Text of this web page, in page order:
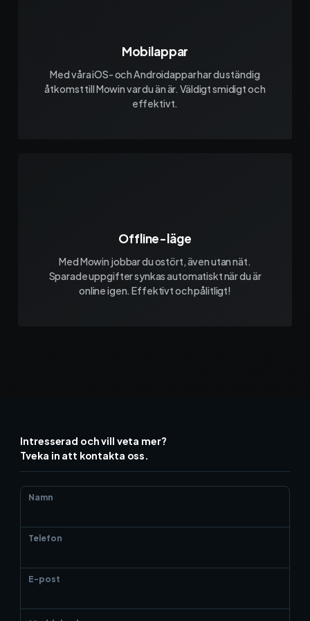
Mobilappar
Med våra iOS- och Androidappar har du ständig
åtkomst till Mowin var du än är. Väldigt smidigt och
effektivt.
Offline-läge
Med Mowin jobbar du ostört, även utan nät.
Sparade uppgifter synkas automatiskt när du är
online igen. Effektivt och pålitligt!
Intresserad och vill veta mer?
Tveka in att kontakta oss.
Namn
Telefon
E-post